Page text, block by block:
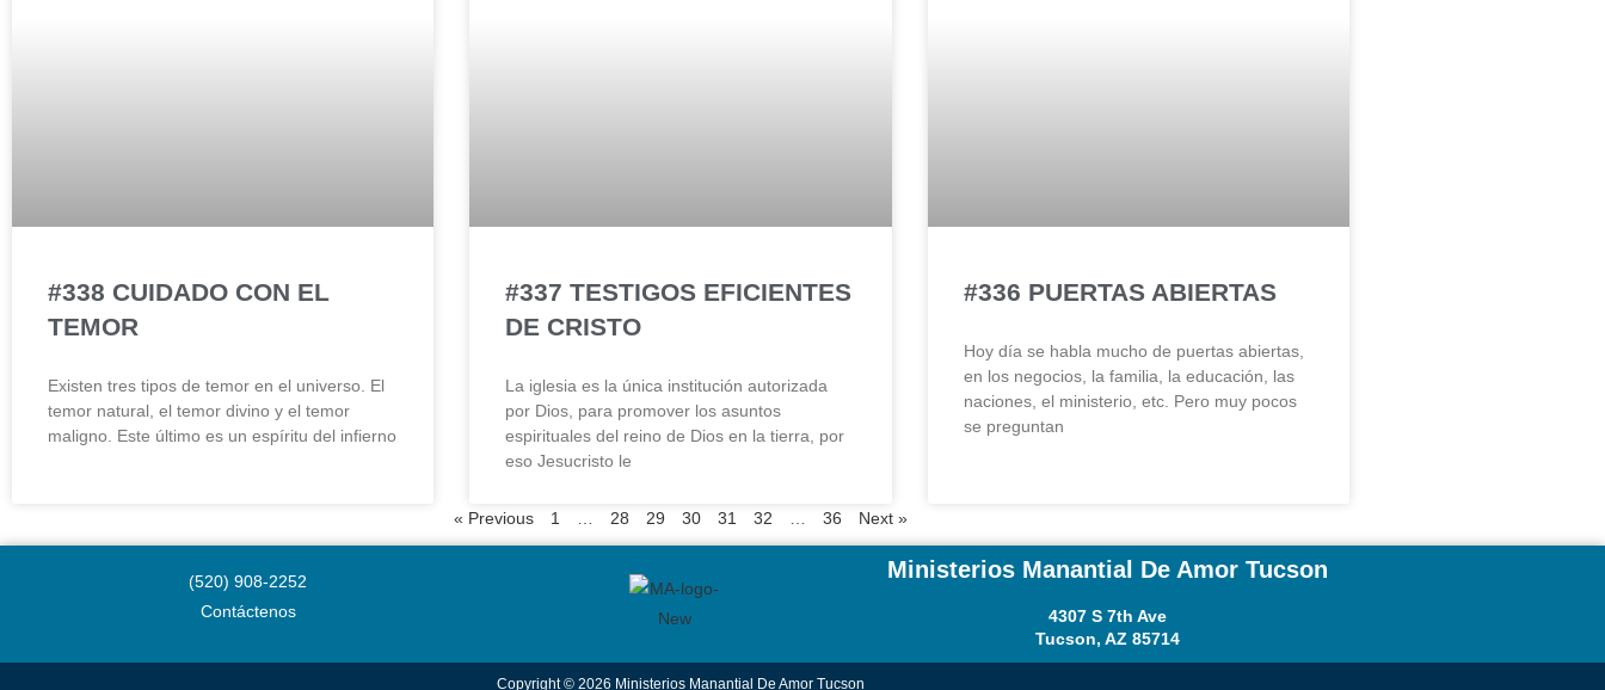
#338 CUIDADO CON EL
TEMOR
Existen tres tipos de temor en el universo. El
temor natural, el temor divino y el temor
maligno. Este último es un espíritu del infierno
#337 TESTIGOS EFICIENTES
DE CRISTO
La iglesia es la única institución autorizada
por Dios, para promover los asuntos
espirituales del reino de Dios en la tierra, por
eso Jesucristo le
#336 PUERTAS ABIERTAS
Hoy día se habla mucho de puertas abiertas,
en los negocios, la familia, la educación, las
naciones, el ministerio, etc. Pero muy pocos
se preguntan
« Previous 1 … 28 29 30 31 32 … 36 Next »
(520) 908-2252
Contáctenos
Ministerios Manantial De Amor Tucson
4307 S 7th Ave
Tucson, AZ 85714
Copyright © 2026 Ministerios Manantial De Amor Tucson